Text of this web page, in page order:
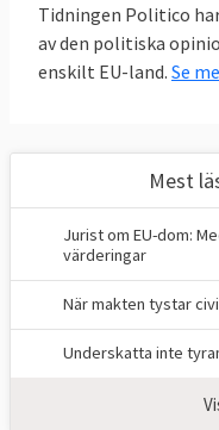
Tidningen Politico
av den politiska
enskilt EU-land. Se
Mest
Jurist om EU-dom:
värderingar
När makten tystar
Underskatta inte